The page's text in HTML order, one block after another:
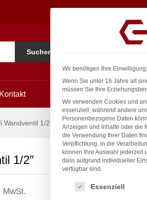
Suchen
Kontakt
Wandventil 1/2″
1/2″
MwSt.
196,67
Wir benötigen Ihre
Wenn Sie unter 16 Jahre alt
müssen Sie Ihre
Wir verwenden Cookies und
essenziell, während andere
Personenbezogene Daten
Anzeigen und Inhalte oder die
die Verwendung Ihrer Daten
Verpflichtung, in die
können Ihre Auswahl jederzeit
dass aufgrund individueller
verfügbar sind.
Es folgt eine Liste der
Essenziell